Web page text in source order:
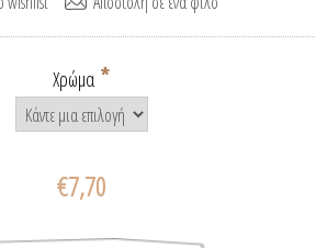
Χρώμα *
€7,70